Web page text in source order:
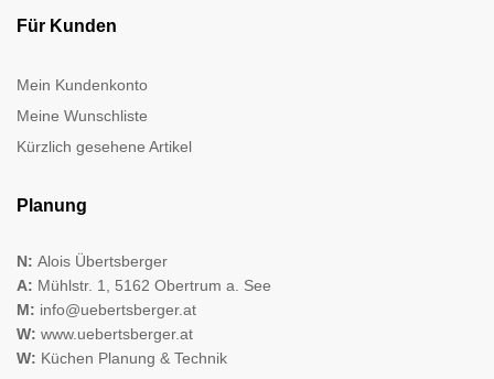
Für Kunden
Mein Kundenkonto
Meine Wunschliste
Kürzlich gesehene Artikel
Planung
N: Alois Übertsberger
A: Mühlstr. 1, 5162 Obertrum a. See
M: info@uebertsberger.at
W: www.uebertsberger.at
W: Küchen Planung & Technik